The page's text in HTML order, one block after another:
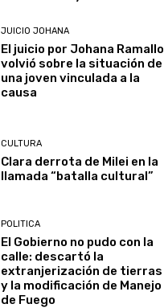
JUICIO JOHANA
El juicio por Johana Ramallo
volvió sobre la situación de
una joven vinculada a la
causa
CULTURA
Clara derrota de Milei en la
llamada “batalla cultural”
POLITICA
El Gobierno no pudo con la
calle: descartó la
extranjerización de tierras
y la modificación de Manejo
de Fuego